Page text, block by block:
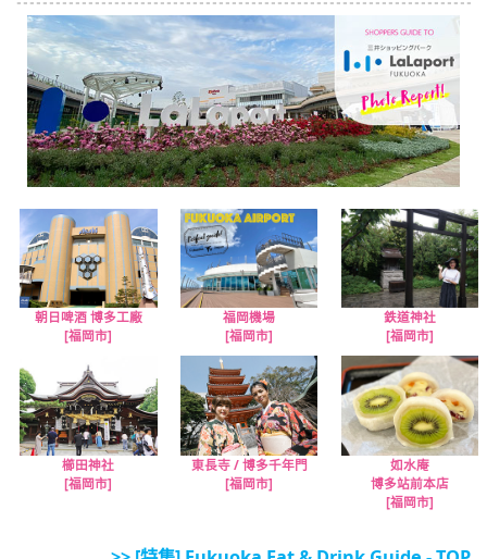
朝日啤酒 博多工廠
[福岡市]
福岡機場
[福岡市]
鉄道神社
[福岡市]
櫛田神社
[福岡市]
東長寺 / 博多千年門
[福岡市]
如水庵
博多站前本店
[福岡市]